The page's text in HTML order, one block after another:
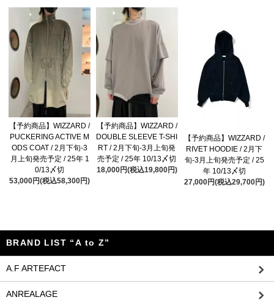
【予約商品】WIZZARD /
PUCKERING ACTIVE M
ODS COAT / 2月下旬-3
月上旬発売予定 / 25年 1
0/13〆切
53,000円(税込58,300円)
【予約商品】WIZZARD /
DOUBLE SLEEVE T-SHI
RT / 2月下旬-3月上旬発
売予定 / 25年 10/13〆切
18,000円(税込19,800円)
【予約商品】WIZZARD /
RIVET HOODIE / 2月下
旬-3月上旬発売予定 / 25
年 10/13〆切
27,000円(税込29,700円)
BRAND LIST “A to Z”
A.F ARTEFACT
ANREALAGE